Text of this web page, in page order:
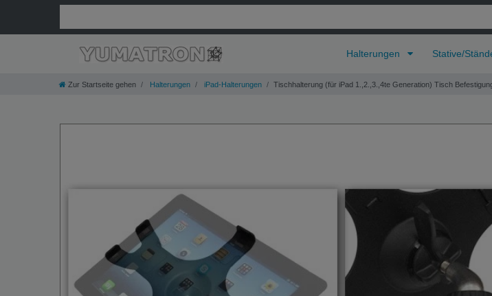
Halterungen Stative/
Zur Startseite gehen Halterungen iPad-Halterungen Tischhalterung (für iPad 1.,2.,3.,4te Generation) Tisch